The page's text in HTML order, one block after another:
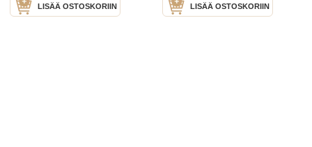
LISÄÄ OSTOSKORIIN LISÄÄ OSTOSKORIIN